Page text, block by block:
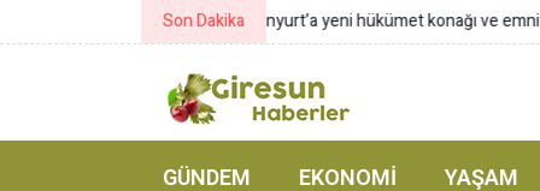
Son Dakika Gürlek: Suç örgütlerinin finansal
GÜNDEM EKONOMI YAŞAM